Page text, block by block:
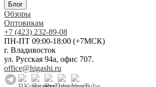
Блог
Обзоры
Оптовикам
+7 (423) 232-89-08
ПН-ПТ 09:00-18:00 (+7МСК)
г. Владивосток
ул. Русская 94а, офис 707.
office@higashi.ru